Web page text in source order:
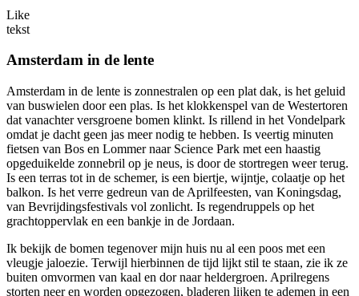
Like
tekst
Amsterdam in de lente
Amsterdam in de lente is zonnestralen op een plat dak, is het geluid
van buswielen door een plas. Is het klokkenspel van de Westertoren
dat vanachter versgroene bomen klinkt. Is rillend in het Vondelpark
omdat je dacht geen jas meer nodig te hebben. Is veertig minuten
fietsen van Bos en Lommer naar Science Park met een haastig
opgeduikelde zonnebril op je neus, is door de stortregen weer terug.
Is een terras tot in de schemer, is een biertje, wijntje, colaatje op het
balkon. Is het verre gedreun van de Aprilfeesten, van Koningsdag,
van Bevrijdingsfestivals vol zonlicht. Is regendruppels op het
grachtoppervlak en een bankje in de Jordaan.
Ik bekijk de bomen tegenover mijn huis nu al een poos met een
vleugje jaloezie. Terwijl hierbinnen de tijd lijkt stil te staan, zie ik ze
buiten omvormen van kaal en dor naar heldergroen. Aprilregens
storten neer en worden opgezogen, bladeren lijken te ademen in een